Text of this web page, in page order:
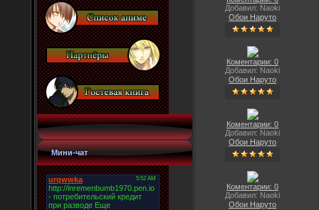
Мини-чат
Добавил: Naoki
Обои Наруто
Коментарии: 0
Добавил: Naoki
Обои Наруто
Коментарии: 0
Добавил: Naoki
Обои Наруто
Коментарии: 0
Добавил: Naoki
Обои Наруто